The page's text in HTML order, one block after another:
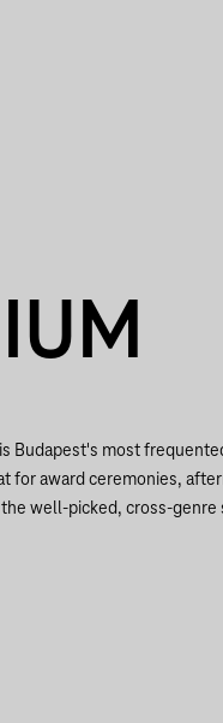
Budapest's most
for award ceremonies,
well-picked, cross-genre